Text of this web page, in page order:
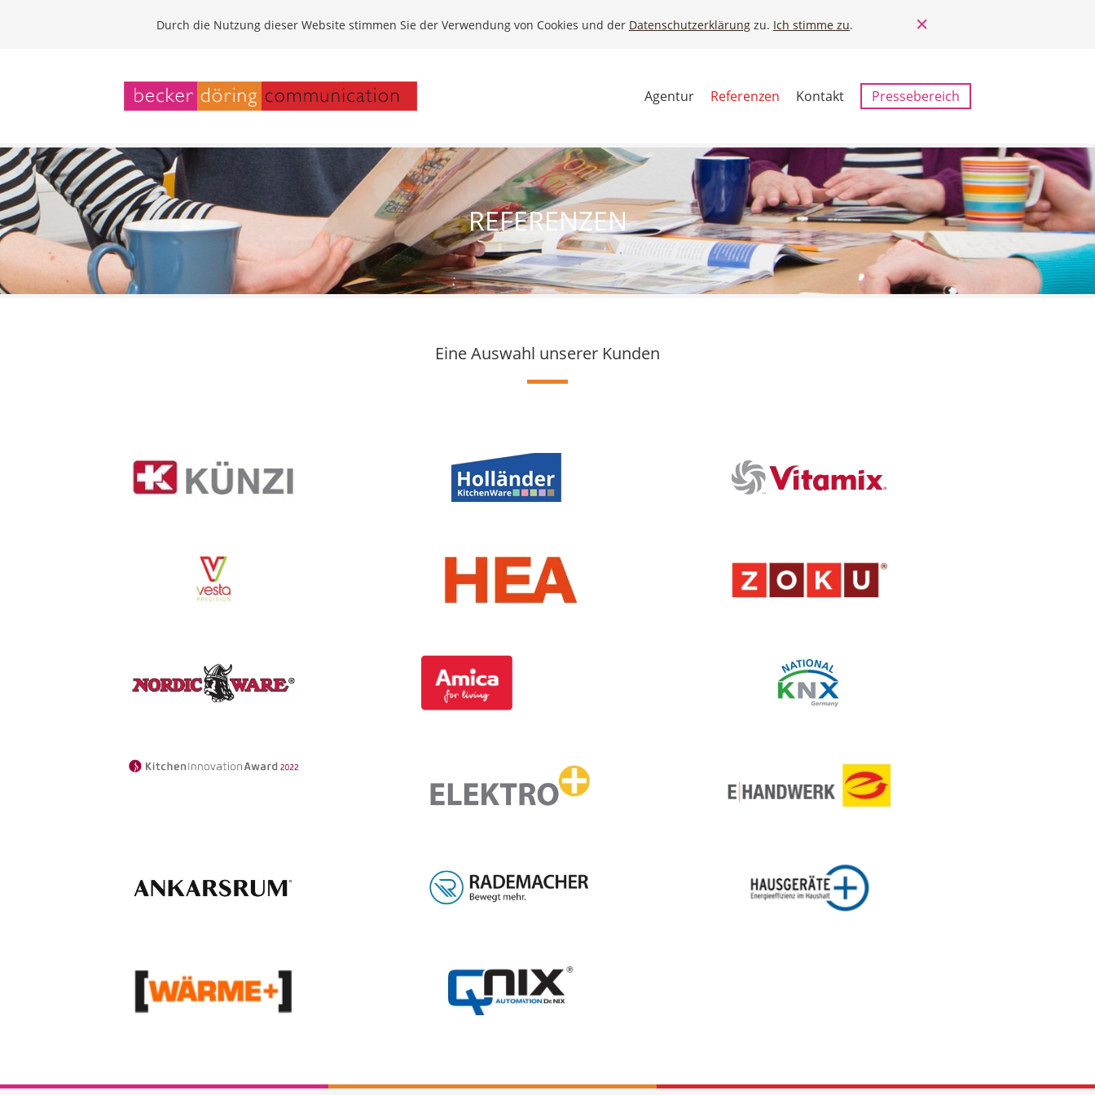
Durch die Nutzung dieser Website stimmen Sie der Verwendung von Cookies und der Datenschutzerklärung zu. Ich stimme zu.
Agentur Referenzen Kontakt Pressebereich
REFERENZEN
Eine Auswahl unserer Kunden